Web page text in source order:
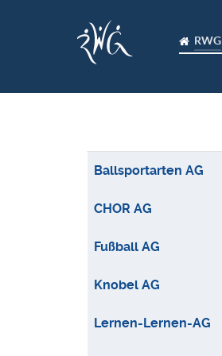
RWG
Beiträge
Ballsportarten AG
CHOR AG
Fußball AG
Knobel AG
Lernen-Lernen-AG